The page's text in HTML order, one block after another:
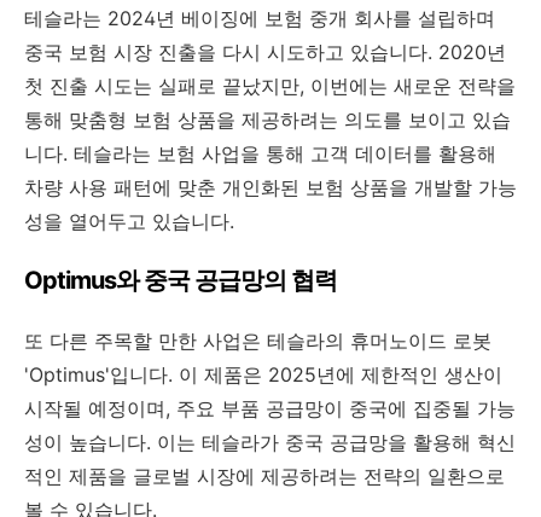
테슬라는 2024년 베이징에 보험 중개 회사를 설립하며
중국 보험 시장 진출을 다시 시도하고 있습니다. 2020년
첫 진출 시도는 실패로 끝났지만, 이번에는 새로운 전략을
통해 맞춤형 보험 상품을 제공하려는 의도를 보이고 있습
니다. 테슬라는 보험 사업을 통해 고객 데이터를 활용해
차량 사용 패턴에 맞춘 개인화된 보험 상품을 개발할 가능
성을 열어두고 있습니다.
Optimus와 중국 공급망의 협력
또 다른 주목할 만한 사업은 테슬라의 휴머노이드 로봇
'Optimus'입니다. 이 제품은 2025년에 제한적인 생산이
시작될 예정이며, 주요 부품 공급망이 중국에 집중될 가능
성이 높습니다. 이는 테슬라가 중국 공급망을 활용해 혁신
적인 제품을 글로벌 시장에 제공하려는 전략의 일환으로
볼 수 있습니다.